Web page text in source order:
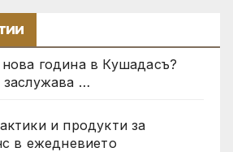
година в Кушадасъ?
…
и продукти за
в ежедневието